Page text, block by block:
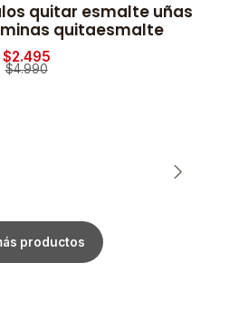
quitar esmalte uñas
quitaesmalte
$2.495
$4.990
productos